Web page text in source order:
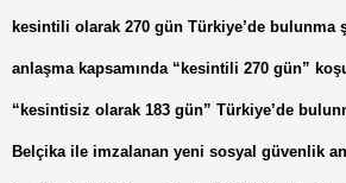
kesintili olarak 270 gün Türkiye’de bulunma
anlaşma kapsamında “kesintili 270 gün”
“kesintisiz olarak 183 gün” Türkiye’de
Belçika ile imzalanan yeni sosyal güvenlik